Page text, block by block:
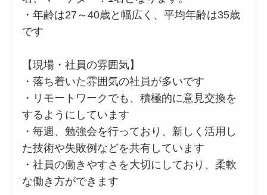
・年齢は27～40歳と幅広く、平均年齢は35歳
です
【現場・社員の雰囲気】
・落ち着いた雰囲気の社員が多いです
・リモートワークでも、積極的に意見交換を
するようにしています
・毎週、勉強会を行っており、新しく活用し
た技術や失敗例などを共有しています
・社員の働きやすさを大切にしており、柔軟
な働き方ができます